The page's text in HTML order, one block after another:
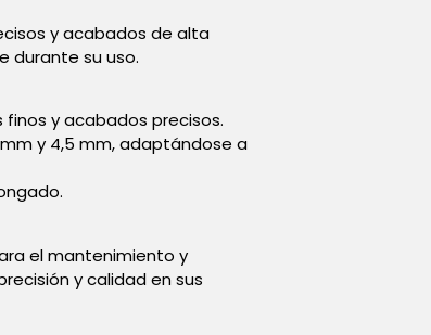
y acabados de alta
durante su uso.
finos y acabados precisos.
y 4,5 mm, adaptándose a
el mantenimiento y
y calidad en sus